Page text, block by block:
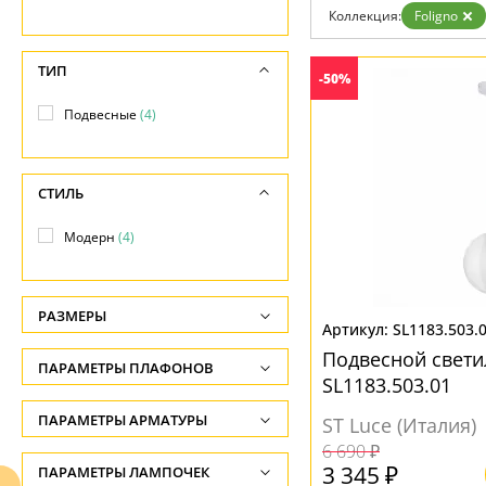
Гарантия
Возврат
Отзывы
Установка
Дизайнерам
Контакты
Коллекция: Foligno
-50%
Подвесной
SL1183.503.01
ST Luce (Италия)
6 690 ₽
3 345 ₽
ТИП
Подвесные(4)
СТИЛЬ
Модерн (4)
РАЗМЕРЫ
Высота, см
-
Диаметр, см
-
ПАРАМЕТРЫ ПЛАФОНОВ
ФОРМА ПЛАФОНА
Шар(4)
ПАРАМЕТРЫ АРМАТУРЫ
ЦВЕТ АРМАТУРЫ
ПАРАМЕТРЫ ЛАМПОЧЕК